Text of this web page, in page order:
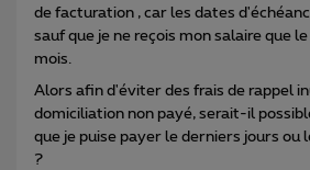
de facturation , car les dates
sauf que je ne reçois mon salaire que
mois.
Alors afin d'éviter des frais de rappel
domiciliation non payé, serait-il
que je puise payer le derniers jours ou
?